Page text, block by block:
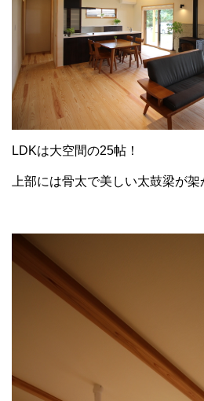
LDKは大空間の25帖！
上部には骨太で美しい太鼓梁が